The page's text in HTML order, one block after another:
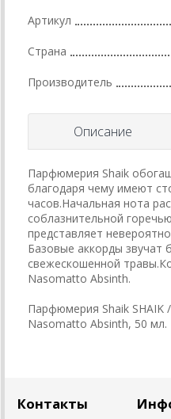
Артикул
Страна
Производитель
Описание
Парфюмерия Shaik
благодаря чему имеют
часов.Начальная нота
соблазнительной
представляет
Базовые аккорды звучат
свежескошенной
Nasomatto Absinth.
Парфюмерия Shaik
Nasomatto Absinth, 50 мл.
Контакты